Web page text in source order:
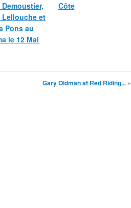
Lellouche et
Pons au
le 12 Mai
Côte
Gary Oldman at Red Riding... »